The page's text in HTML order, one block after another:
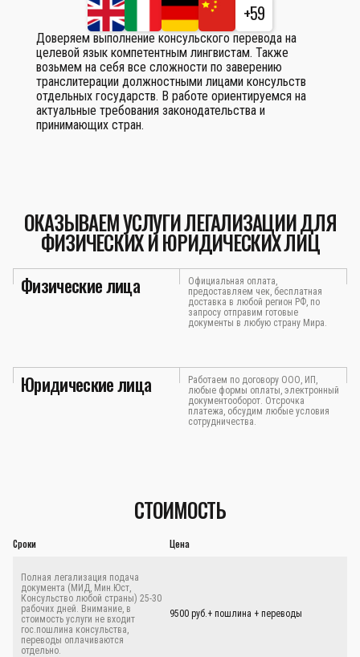
+59
Доверяем выполнение консульского перевода на
целевой язык компетентным лингвистам. Также
возьмем на себя все сложности по заверению
транслитерации должностными лицами консульств
отдельных государств. В работе ориентируемся на
актуальные требования законодательства и
принимающих стран.
ОКАЗЫВАЕМ УСЛУГИ ЛЕГАЛИЗАЦИИ ДЛЯ
ФИЗИЧЕСКИХ И ЮРИДИЧЕСКИХ ЛИЦ
Физические лица
Официальная оплата,
предоставляем чек, бесплатная
доставка в любой регион РФ, по
запросу отправим готовые
документы в любую страну Мира.
Юридические лица
Работаем по договору ООО, ИП,
любые формы оплаты, электронный
документооборот. Отсрочка
платежа, обсудим любые условия
сотрудничества.
СТОИМОСТЬ
Сроки Цена
Полная легализация подача
документа (МИД, Мин.Юст,
Консульство любой страны) 25-30
рабочих дней. Внимание, в
стоимость услуги не входит
гос.пошлина консульства,
переводы оплачиваются
отдельно.
9500 руб.+ пошлина + переводы